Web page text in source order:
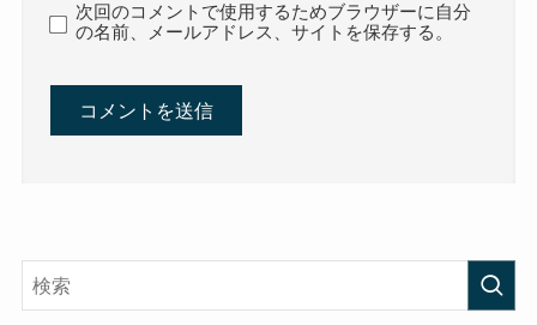
次回のコメントで使用するためブラウザーに自分
の名前、メールアドレス、サイトを保存する。